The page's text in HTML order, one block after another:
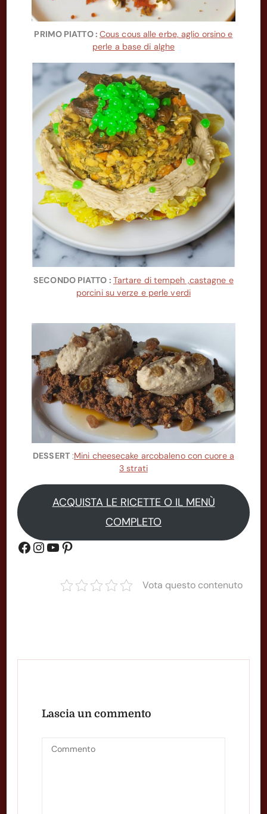
PRIMO PIATTO : Cous cous alle erbe, aglio orsino e
perle a base di alghe
SECONDO PIATTO : Tartare di tempeh ,castagne e
porcini su verze e perle verdi
DESSERT:Mini cheesecake arcobaleno con cuore a
3 strati
ACQUISTA LE RICETTE O IL MENÙ
COMPLETO
Gruppo Facebook
Instagram
YouTube
Pinterest
Vota questo contenuto
Lascia un commento